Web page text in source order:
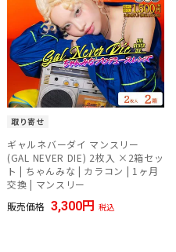
取り寄せ
ギャルネバーダイ マンスリー
(GAL NEVER DIE) 2枚入 ×2箱セッ
ト | ちゃんみな | カラコン | 1ヶ月
交換 | マンスリー
販売価格 3,300 税込